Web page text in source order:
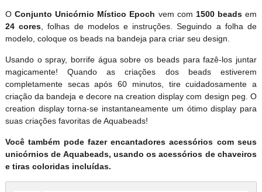
OConjunto Unicórnio Místico Epoch vem com 1500 beadsem
24 cores, folhas de modelos e instruções. Seguindo a folha de
modelo, coloque os beads na bandeja para criar seu design.
Usando o spray, borrife água sobre os beads para fazê-los juntar
magicamente! Quando as criações dos beads estiverem
completamente secas após 60 minutos, tire cuidadosamente a
criação da bandeja e decore na creation display com design peg. O
creation display torna-se instantaneamente um ótimo display para
suas criações favoritas de Aquabeads!
Você também pode fazer encantadores acessórios com seus
unicórnios de Aquabeads, usando os acessórios de chaveiros
e tiras coloridas incluídas.